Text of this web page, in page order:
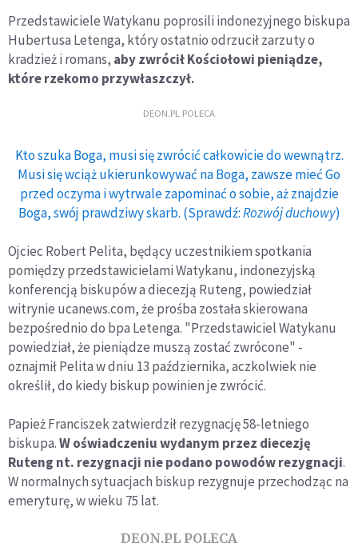
Przedstawiciele Watykanu poprosili indonezyjnego biskupa
Hubertusa Letenga, który ostatnio odrzucił zarzuty o
kradzież i romans, aby zwrócił Kościołowi pieniądze,
które rzekomo przywłaszczył.
DEON.PL POLECA
Kto szuka Boga, musi się zwrócić całkowicie do wewnątrz.
Musi się wciąż ukierunkowywać na Boga, zawsze mieć Go
przed oczyma i wytrwale zapominać o sobie, aż znajdzie
Boga, swój prawdziwy skarb. (Sprawdź:Rozwój duchowy)
Ojciec Robert Pelita, będący uczestnikiem spotkania
pomiędzy przedstawicielami Watykanu, indonezyjską
konferencją biskupów a diecezją Ruteng, powiedział
witrynie ucanews.com, że prośba została skierowana
bezpośrednio do bpa Letenga. "Przedstawiciel Watykanu
powiedział, że pieniądze muszą zostać zwrócone" -
oznajmił Pelita w dniu 13 października, aczkolwiek nie
określił, do kiedy biskup powinien je zwrócić.
Papież Franciszek zatwierdził rezygnację 58-letniego
biskupa.W oświadczeniu wydanym przez diecezję
Ruteng nt. rezygnacji nie podano powodów rezygnacji.
W normalnych sytuacjach biskup rezygnuje przechodząc na
emeryturę, w wieku 75 lat.
DEON.PL POLECA